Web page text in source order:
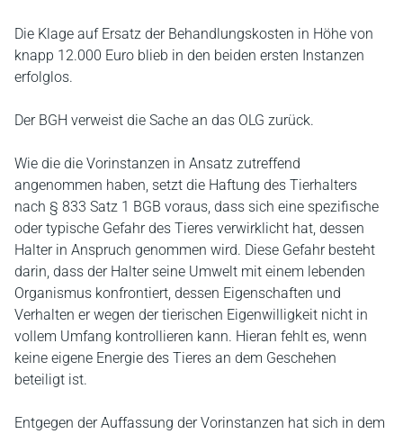
Die Klage auf Ersatz der Behandlungskosten in Höhe von
knapp 12.000 Euro blieb in den beiden ersten Instanzen
erfolglos.
Der BGH verweist die Sache an das OLG zurück.
Wie die die Vorinstanzen in Ansatz zutreffend
angenommen haben, setzt die Haftung des Tierhalters
nach § 833 Satz 1 BGB voraus, dass sich eine spezifische
oder typische Gefahr des Tieres verwirklicht hat, dessen
Halter in Anspruch genommen wird. Diese Gefahr besteht
darin, dass der Halter seine Umwelt mit einem lebenden
Organismus konfrontiert, dessen Eigenschaften und
Verhalten er wegen der tierischen Eigenwilligkeit nicht in
vollem Umfang kontrollieren kann. Hieran fehlt es, wenn
keine eigene Energie des Tieres an dem Geschehen
beteiligt ist.
Entgegen der Auffassung der Vorinstanzen hat sich in dem